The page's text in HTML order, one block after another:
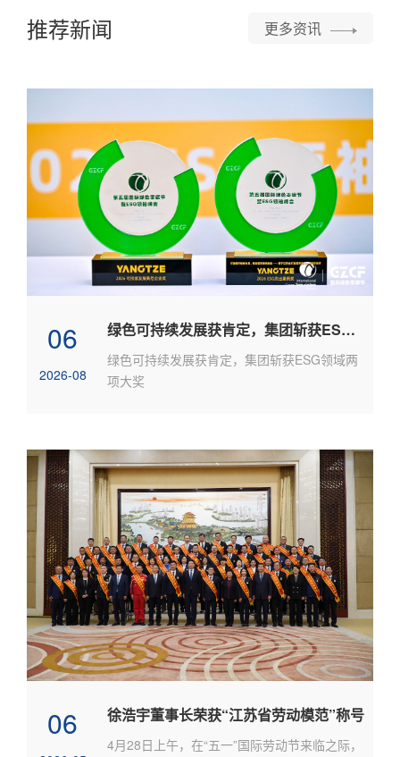
推荐新闻 更多资讯
06
2026-08
绿色可持续发展获肯定，集团斩获ESG领域两项大奖
绿色可持续发展获肯定，集团斩获ESG领域两
项大奖
06 徐浩宇董事长荣获“江苏省劳动模范”称号
4月28日上午，在“五一”国际劳动节来临之际，